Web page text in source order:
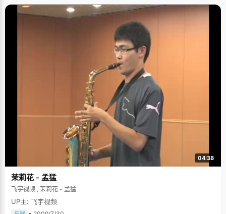
情事无巨细的都管到，往往只是引导性的列出一个大概，比如这个阶段应该
完成一个什么样的事情，至于如何去完成，该注意什么等都由汪天一自己把
握，渐渐也培养了他注重细节的习惯。 学校里的积极分子 汪天一是一个非常
活跃的男生，从一年级开始就当班长了，高中时候更是学校社团的活跃分
子，课外活动参加了不少，加上成绩优异，在学校里算是小名人了。12年的
班长经验磨练出一个干练、热情的汪天一，"我现在与人交流的能力挺强的，
至少不会怕生，与各个班的同学都混得很熟。" 人们对清华男生的评价往往是
低调，沉闷四个字，汪天一是个例外。到了清华以后，他也没有静下来，刚
进大一就竞选了班长，这学期又申请进入团委做事，他认为，在大学学习固
然重要，参加学生工作也是锻炼组织、社交等综合素质的一个好机会，这些
都是以后走上社会的必备。忙了工作，汪天一的学习也没落下，他悄悄吐
露，上个学年他的成绩班级第一呢。 当初选择电子工程系的时候，汪天一的
理想是做第三代互联网，即3G，没想到随着网络技术的高速发展，如今3G
已经渐趋完善了。"我得再想想做个什么好"，汪天一挠挠头发，"现在先把专
业学好吧，做个合格的清华生。"什么算是合格的清华男生呢？汪天一的答案
是：专业过硬，社会工作要好，对社会有足够的责任心。他一直在这么努力
着，我们也期待着三年之后再次见到汪天一时候的样子，一定能如他所愿
04:38
茉莉花 - 孟猛
飞宇视频 , 茉莉花 - 孟猛
UP主: 飞宇视频